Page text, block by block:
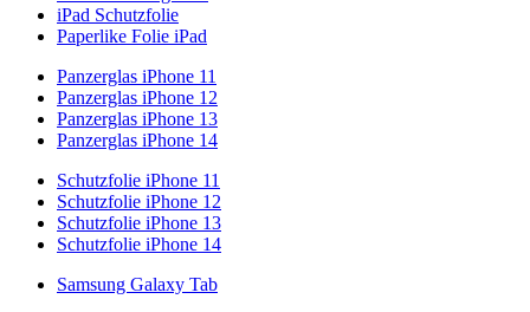
iPad Schutzfolie
Paperlike Folie iPad
Panzerglas iPhone 11
Panzerglas iPhone 12
Panzerglas iPhone 13
Panzerglas iPhone 14
Schutzfolie iPhone 11
Schutzfolie iPhone 12
Schutzfolie iPhone 13
Schutzfolie iPhone 14
Samsung Galaxy Tab